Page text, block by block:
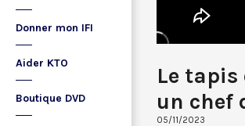
Donner mon IFI
Aider KTO
Boutique DVD
Le tapis
un chef
05/11/2023